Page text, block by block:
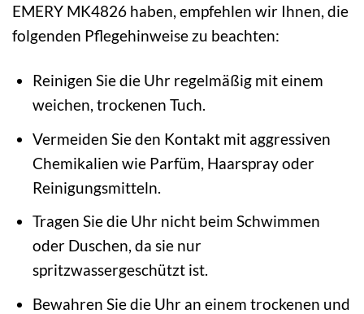
EMERY MK4826 haben, empfehlen wir Ihnen, die
folgenden Pflegehinweise zu beachten:
Reinigen Sie die Uhr regelmäßig mit einem
weichen, trockenen Tuch.
Vermeiden Sie den Kontakt mit aggressiven
Chemikalien wie Parfüm, Haarspray oder
Reinigungsmitteln.
Tragen Sie die Uhr nicht beim Schwimmen
oder Duschen, da sie nur
spritzwassergeschützt ist.
Bewahren Sie die Uhr an einem trockenen und